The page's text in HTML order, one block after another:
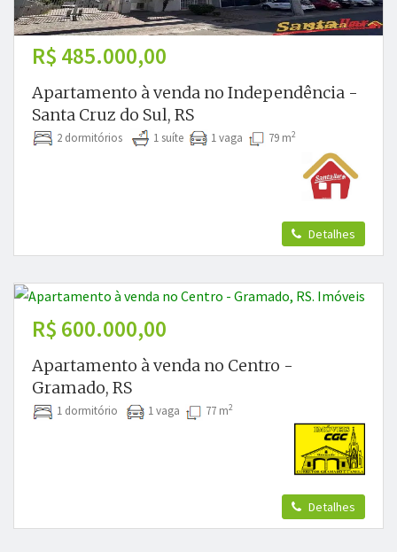
R$ 485.000,00
Apartamento à venda no Independência -
Santa Cruz do Sul, RS
2 dormitórios 1 suíte 1 vaga 79 m2
Detalhes
R$ 600.000,00
Apartamento à venda no Centro -
Gramado, RS
1 dormitório 1 vaga 77 m2
Detalhes